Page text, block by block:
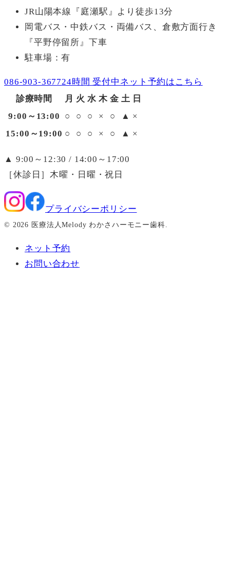
JR山陽本線『庭瀬駅』より徒歩13分
岡電バス・中鉄バス・両備バス、倉敷方面行き
『平野停留所』下車
駐車場：有
086-903-367724時間 受付中 ネット予約はこちら
診療時間
月 火 水 木 金 土 日
9:00～13:00
○ ○ ○ × ○ ▲ ×
15:00～19:00 ○ ○ ○ × ○ ▲ ×
▲ 9:00～12:30 / 14:00～17:00
［休診日］木曜・日曜・祝日
プライバシーポリシー
© 2026 医療法人Melody わかさハーモニー歯科.
ネット予約
お問い合わせ